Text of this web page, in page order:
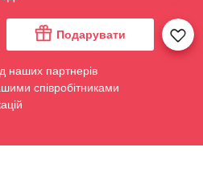
Подарувати
наших партнерів
співробітниками